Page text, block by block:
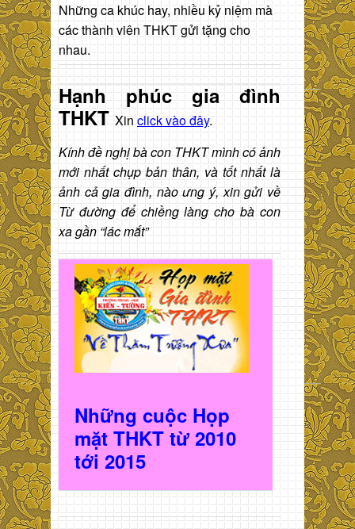
Những ca khúc hay, nhiều kỷ niệm mà
các thành viên THKT gửi tặng cho
nhau.
Hạnh phúc gia đình
THKT Xin click vào đây.
Kính đề nghị bà con THKT mình có ảnh
mới nhất chụp bản thân, và tốt nhất là
ảnh cả gia đình, nào ưng ý, xin gửi về
Từ đường để chiềng làng cho bà con
xa gần “lác mắt”
Những cuộc Họp
mặt THKT từ 2010
tới 2015